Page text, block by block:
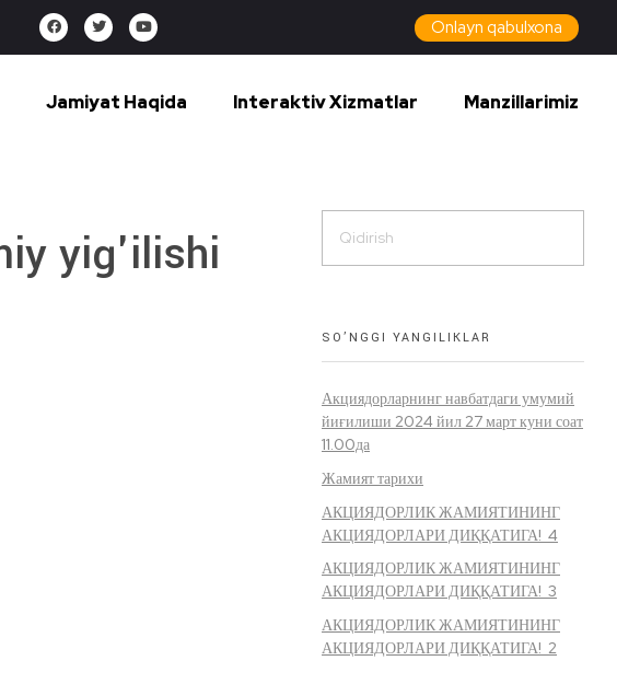
Onlayn qabulxona
Jamiyat Haqida Interaktiv Xizmatlar Manzillarimiz
yig'ilishi
SO’NGGI YANGILIKLAR
Акциядорларнинг навбатдаги умумий
йиғилиши 2024 йил 27 март куни соат
11.00да
Жамият тарихи
АКЦИЯДОРЛИК ЖАМИЯТИНИНГ
АКЦИЯДОРЛАРИ ДИҚҚАТИГА! 4
АКЦИЯДОРЛИК ЖАМИЯТИНИНГ
АКЦИЯДОРЛАРИ ДИҚҚАТИГА! 3
АКЦИЯДОРЛИК ЖАМИЯТИНИНГ
АКЦИЯДОРЛАРИ ДИҚҚАТИГА! 2